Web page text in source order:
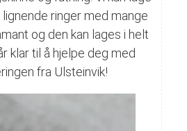
ringer med mange
og den kan lages i helt
klar til å hjelpe deg med
fra Ulsteinvik!